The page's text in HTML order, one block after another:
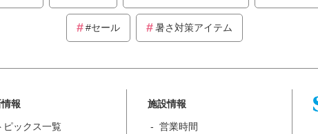
#セール 暑さ対策アイテム
報
ピックス一覧
施設情報
営業時間